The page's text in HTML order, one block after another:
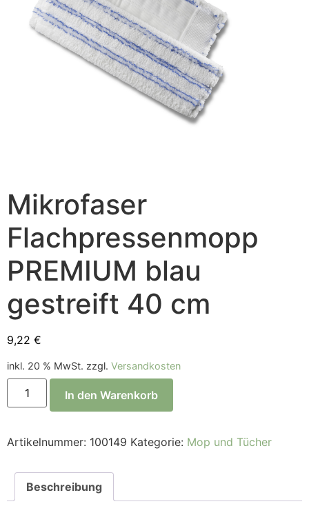
Mikrofaser
Flachpressenmopp
PREMIUM blau
gestreift 40 cm
9,22 €
inkl. 20 % MwSt. zzgl. Versandkosten
In den Warenkorb
Artikelnummer: 100149 Kategorie: Mop und Tücher
Beschreibung